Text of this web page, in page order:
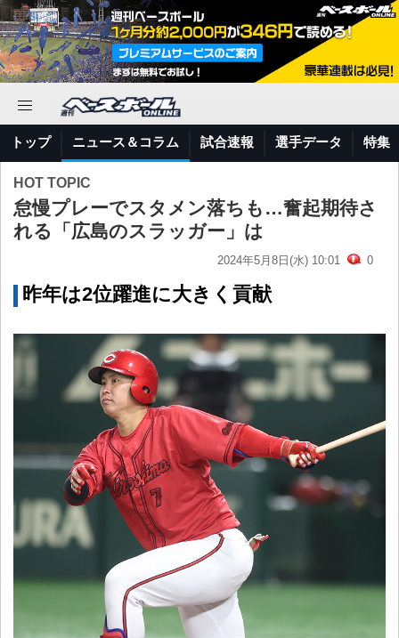
トップ ニュース＆コラム 試合速報 選手データ 特集
HOT TOPIC
怠慢プレーでスタメン落ちも…奮起期待さ
れる「広島のスラッガー」は
2024年5月8日(水) 10:01 0
昨年は2位躍進に大きく貢献